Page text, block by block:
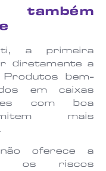
a primeira
diretamente a
Produtos bem-
em caixas
com boa
mais
oferece a
os riscos